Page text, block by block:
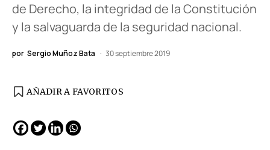
de Derecho, la integridad de la Constitución
y la salvaguarda de la seguridad nacional.
por Sergio Muñoz Bata 30 septiembre 2019
AÑADIR A FAVORITOS